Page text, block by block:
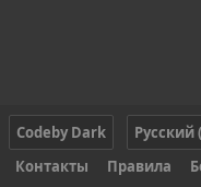
Codeby Dark
Русский
Контакты
Правила